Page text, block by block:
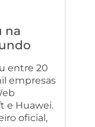
na
entre 20
empresas
e Huawei.
oficial,